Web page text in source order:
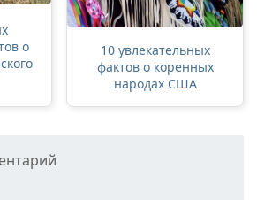
о
10 увлекательных
фактов о коренных
народах США